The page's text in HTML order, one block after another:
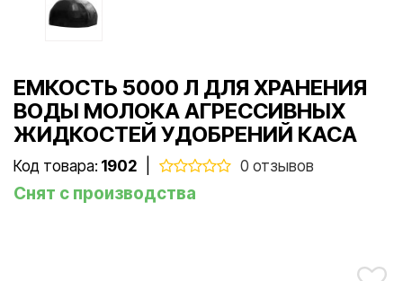
ЕМКОСТЬ 5000 Л ДЛЯ ХРАНЕНИЯ
ВОДЫ МОЛОКА АГРЕССИВНЫХ
ЖИДКОСТЕЙ УДОБРЕНИЙ КАСА
Код товара: 1902 0 отзывов
Снят с производства